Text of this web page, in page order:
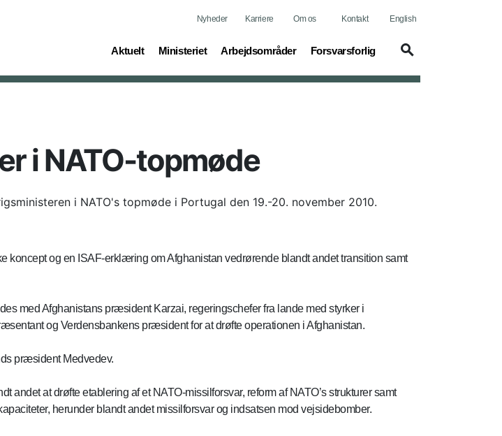
Nyheder Karriere Om os Kontakt English
Aktuelt
(current) Ministeriet
(current) Arbejdsområder
(current) Forsvarsforlig
(current)
i NATO-topmøde
i NATO's topmøde i Portugal den 19.-20. november 2010.
koncept og en ISAF-erklæring om Afghanistan vedrørende blandt andet transition samt
med Afghanistans præsident Karzai, regeringschefer fra lande med styrker i
og Verdensbankens præsident for at drøfte operationen i Afghanistan.
præsident Medvedev.
at drøfte etablering af et NATO-missilforsvar, reform af NATO’s strukturer samt
herunder blandt andet missilforsvar og indsatsen mod vejsidebomber.